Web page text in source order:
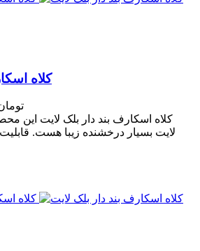
کلاه
850,000
کلاه اسکارف بند دار بلک لایت این
لایت بسیار درخشنده زیبا هست.